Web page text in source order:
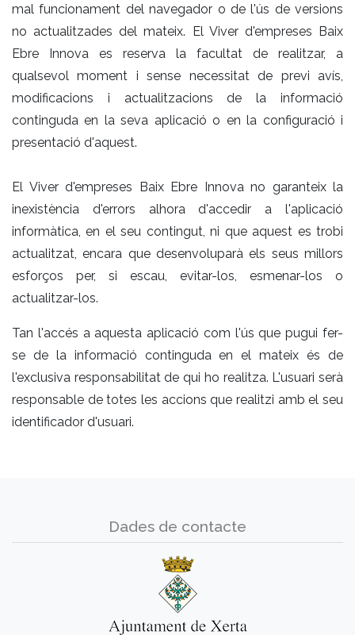
mal funcionament del navegador o de l'ús de versions
no actualitzades del mateix. El Viver d'empreses Baix
Ebre Innova es reserva la facultat de realitzar, a
qualsevol moment i sense necessitat de previ avís,
modificacions i actualitzacions de la informació
continguda en la seva aplicació o en la configuració i
presentació d'aquest.
El Viver d'empreses Baix Ebre Innova no garanteix la
inexistència d'errors alhora d'accedir a l'aplicació
informàtica, en el seu contingut, ni que aquest es trobi
actualitzat, encara que desenvoluparà els seus millors
esforços per, si escau, evitar-los, esmenar-los o
actualitzar-los.
Tan l'accés a aquesta aplicació com l'ús que pugui fer-
se de la informació continguda en el mateix és de
l'exclusiva responsabilitat de qui ho realitza. L'usuari serà
responsable de totes les accions que realitzi amb el seu
identificador d'usuari.
Dades de contacte